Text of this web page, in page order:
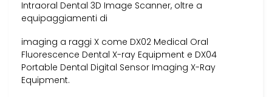
Intraoral Dental 3D Image Scanner, oltre a
equipaggiamenti di
imaging a raggi X come DX02 Medical Oral
Fluorescence Dental X-ray Equipment e DX04
Portable Dental Digital Sensor Imaging X-Ray
Equipment.